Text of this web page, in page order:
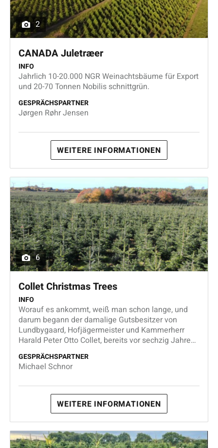
2
CANADA Juletræer
INFO
Jahrlich 10-20.000 NGR Weinachtsbäume für Export
und 20-70 Tonnen Nobilis schnittgrün.
GESPRÄCHSPARTNER
Jørgen Røhr Jensen
WEITERE INFORMATIONEN
6
Collet Christmas Trees
INFO
Worauf es ankommt, weiß man schon lange, und
darum begann der damalige Gutsbesitzer von
Lundbygaard, Hofjägermeister und Kammerherr
Harald Peter Otto Collet, bereits vor sechzig Jahren,
also im Jahre 1953, mit dem Anbau von
Nordmanntannen. Seitdem wurden die
Anbauflächen mehrmals erweitert und COLLET ist
Weihnachtsbaumproduktion.
GESPRÄCHSPARTNER
Michael Schnor
WEITERE INFORMATIONEN